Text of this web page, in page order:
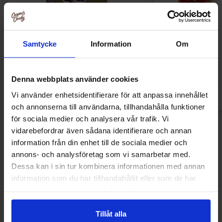
Samtycke Information Om
Denna webbplats använder cookies
Vi använder enhetsidentifierare för att anpassa innehållet
och annonserna till användarna, tillhandahålla funktioner
för sociala medier och analysera vår trafik. Vi
vidarebefordrar även sådana identifierare och annan
information från din enhet till de sociala medier och
annons- och analysföretag som vi samarbetar med.
Dessa kan i sin tur kombinera informationen med annan
information som du har tillhandahållit eller som de har
Tillåt alla
Osta
Korv med
Uudet tuotteet
Uusi! Uusi!